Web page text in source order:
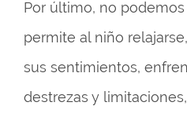
Por último, no
permite al niño
sus sentimientos,
destrezas y